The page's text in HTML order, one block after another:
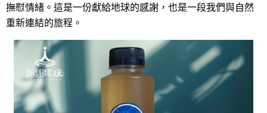
撫慰情緒。這是一份獻給地球的感謝，也是一段我們與自然
重新連結的旅程。